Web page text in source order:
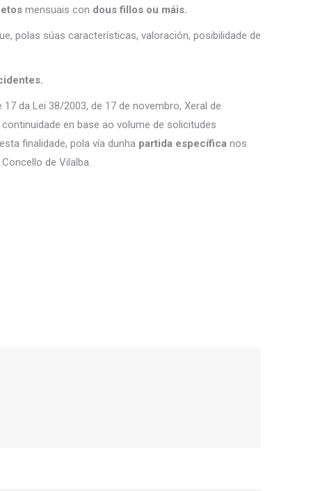
mensuais con dous fillos ou máis.
polas súas características, valoración, posibilidade de
da Lei 38/2003, de 17 de novembro, Xeral de
en base ao volume de solicitudes
finalidade, pola vía dunha partida específica nos
de Vilalba.